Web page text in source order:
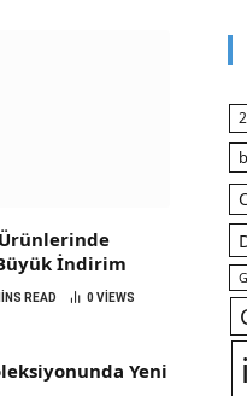
İndirim
READ 0 VIEWS
Yeni